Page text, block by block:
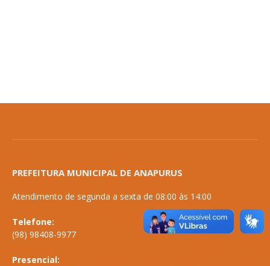
PREFEITURA MUNICIPAL DE ANAPURUS
Atendimento de segunda a sexta de 08:00 às 14:00
Telefone:
(98) 98408-9977
Presencial: